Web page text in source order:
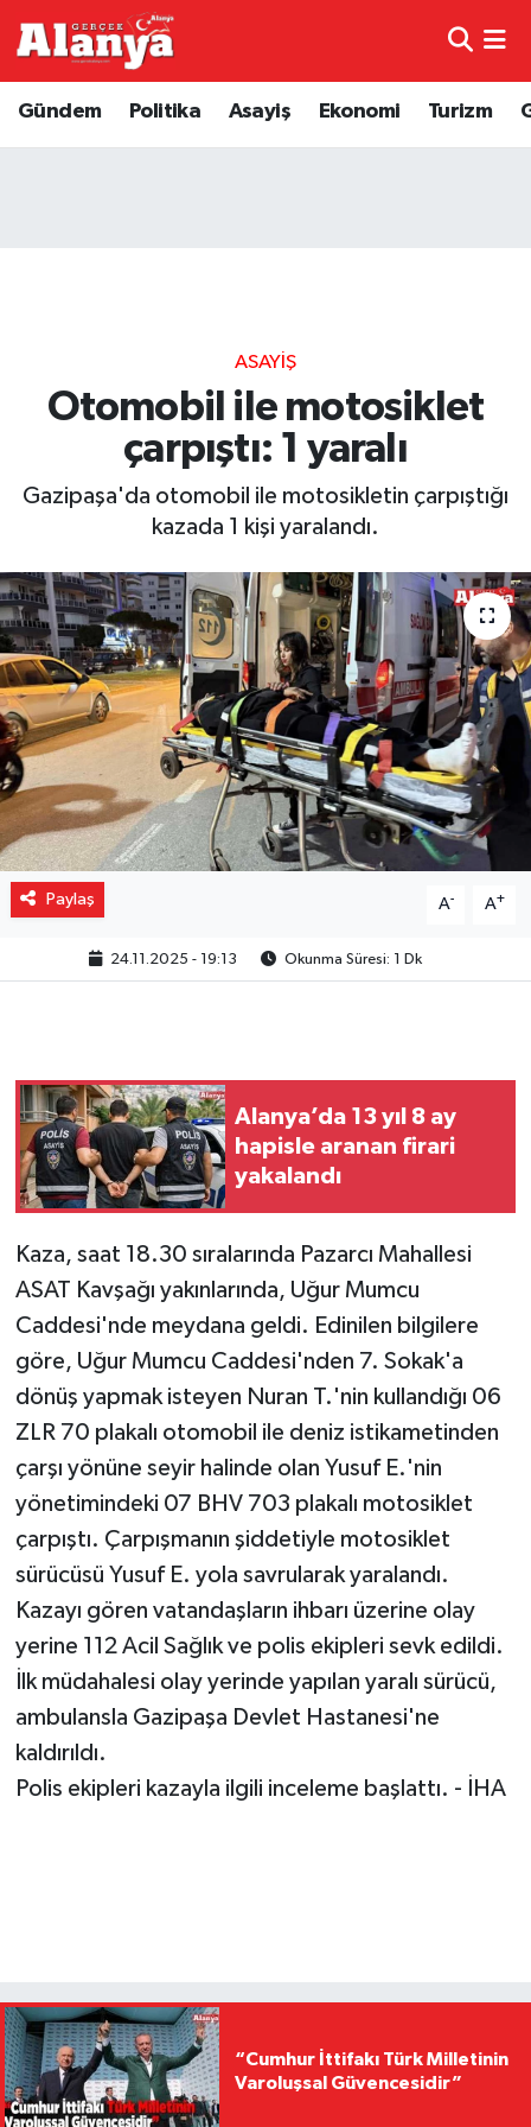
Gündem Politika Asayiş Ekonomi Turizm
ASAYIŞ
Otomobil ile motosiklet
çarpıştı: 1 yaralı
Gazipaşa'da otomobil ile motosikletin çarpıştığı
kazada 1 kişi yaralandı.
Paylaş A- A+
24.11.2025 - 19:13 Okunma Süresi: 1 Dk
Alanya’da 13 yıl 8 ay
hapisle aranan firari
yakalandı
Kaza, saat 18.30 sıralarında Pazarcı Mahallesi
ASAT Kavşağı yakınlarında, Uğur Mumcu
Caddesi'nde meydana geldi. Edinilen bilgilere
göre, Uğur Mumcu Caddesi'nden 7. Sokak'a
dönüş yapmak isteyen Nuran T.'nin kullandığı 06
ZLR 70 plakalı otomobil ile deniz istikametinden
çarşı yönüne seyir halinde olan Yusuf E.'nin
yönetimindeki 07 BHV 703 plakalı motosiklet
çarpıştı. Çarpışmanın şiddetiyle motosiklet
sürücüsü Yusuf E. yola savrularak yaralandı.
Kazayı gören vatandaşların ihbarı üzerine olay
yerine 112 Acil Sağlık ve polis ekipleri sevk edildi.
İlk müdahalesi olay yerinde yapılan yaralı sürücü,
ambulansla Gazipaşa Devlet Hastanesi'ne
kaldırıldı.
Polis ekipleri kazayla ilgili inceleme başlattı. - İHA
“Cumhur İttifakı Türk Milletinin
Varoluşsal Güvencesidir”
Genel
Diğer
Dünya
Ekonomi
Gizlilik İlkeleri - Privacy Policy
Güncel
Gündem
Politika
Spor
Turizm
Trafik Durumu
Haber Arşivi